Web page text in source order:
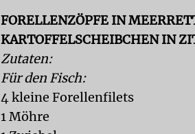
FORELLENZÖPFE IN
KARTOFFELSCHEIBCHEN IN
Zutaten:
Für den Fisch:
4 kleine Forellenfilets
1 Möhre